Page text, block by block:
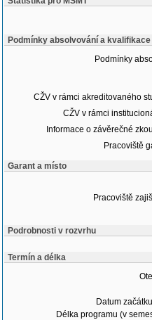
Podmínky absolvování a kvalifikace
Podmínky
CŽV v rámci akreditovaného
CŽV v rámci
Informace o závěrečné
Pracoviště
Garant a místo
Pracoviště
Podrobnosti v rozvrhu
Termín a délka
Datum
Délka programu (v